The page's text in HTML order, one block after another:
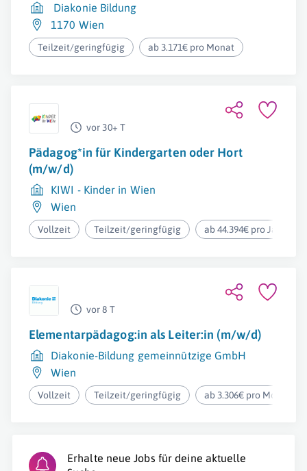
Diakonie Bildung
1170 Wien
Teilzeit/geringfügig ab 3.171€ pro Monat
vor 30+ T
Pädagog*in für Kindergarten oder Hort
(m/w/d)
KIWI - Kinder in Wien
Wien
Vollzeit Teilzeit/geringfügig ab 44.394€ pro Jahr
vor 8 T
Elementarpädagog:in als Leiter:in (m/w/d)
Diakonie-Bildung gemeinnützige GmbH
Wien
Vollzeit Teilzeit/geringfügig ab 3.306€ pro Monat
Erhalte neue Jobs für deine aktuelle